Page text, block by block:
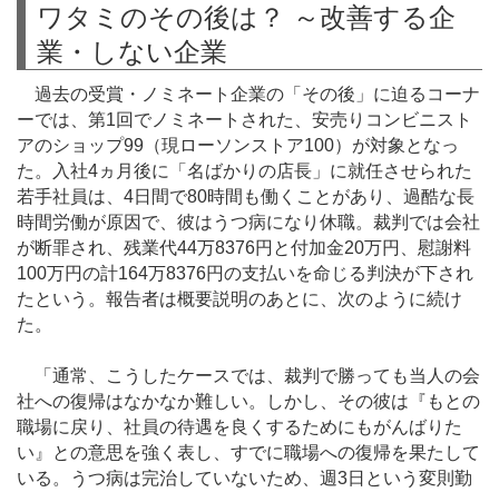
ワタミのその後は？ ～改善する企
業・しない企業
過去の受賞・ノミネート企業の「その後」に迫るコーナ
ーでは、第1回でノミネートされた、安売りコンビニスト
アのショップ99（現ローソンストア100）が対象となっ
た。入社4ヵ月後に「名ばかりの店長」に就任させられた
若手社員は、4日間で80時間も働くことがあり、過酷な長
時間労働が原因で、彼はうつ病になり休職。裁判では会社
が断罪され、残業代44万8376円と付加金20万円、慰謝料
100万円の計164万8376円の支払いを命じる判決が下され
たという。報告者は概要説明のあとに、次のように続け
た。
「通常、こうしたケースでは、裁判で勝っても当人の会
社への復帰はなかなか難しい。しかし、その彼は『もとの
職場に戻り、社員の待遇を良くするためにもがんばりた
い』との意思を強く表し、すでに職場への復帰を果たして
いる。うつ病は完治していないため、週3日という変則勤